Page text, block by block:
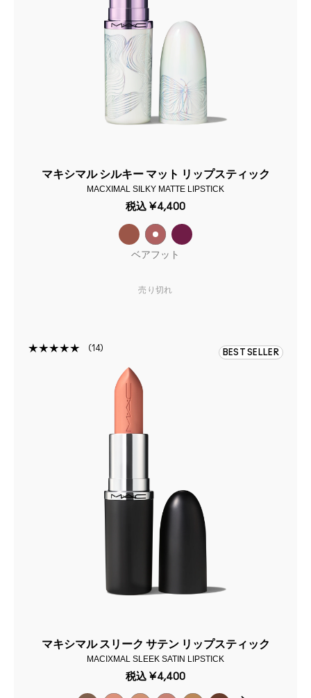
マキシマル シルキー マット リップスティック
MACXIMAL SILKY MATTE LIPSTICK
税込 ¥4,400
ベアフット
売り切れ
14 BEST SELLER
マキシマル スリーク サテン リップスティック
MACIXMAL SLEEK SATIN LIPSTICK
税込 ¥4,400